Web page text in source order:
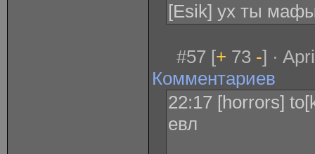
[Esik] ух ты
#57 [+ 73 -] ·
Комментариев
22:17 [horrors]
евл